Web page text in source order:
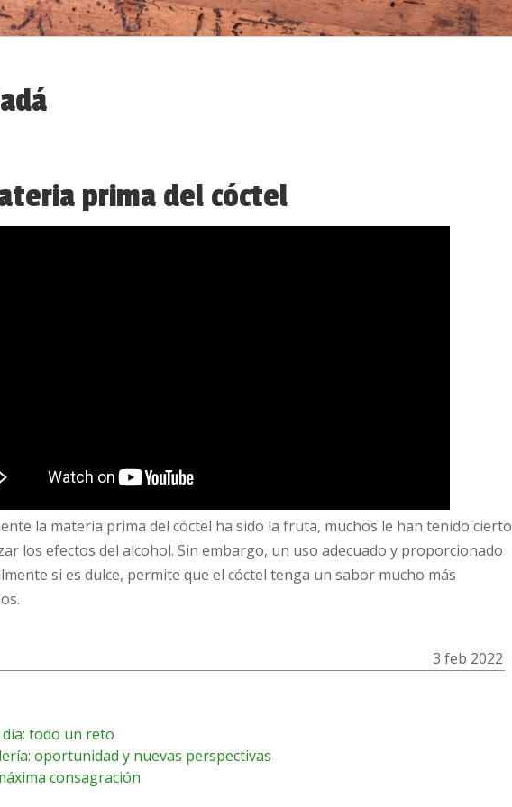
prima del cóctel
la materia prima del cóctel ha sido la fruta, muchos le han tenido cierto
los efectos del alcohol. Sin embargo, un uso adecuado y proporcionado
si es dulce, permite que el cóctel tenga un sabor mucho más
3 feb 2022
todo un reto
oportunidad y nuevas perspectivas
consagración